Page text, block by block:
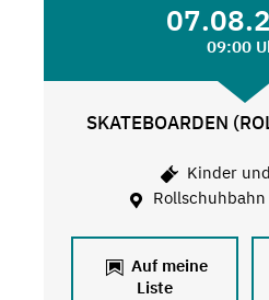
09:00
SKATEBOARDEN
Kinder
Auf meine
Liste